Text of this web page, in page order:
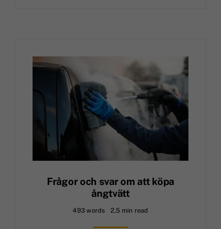
Frågor och svar om att köpa
ångtvätt
493 words 2,5 min read